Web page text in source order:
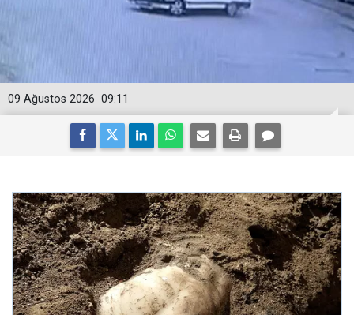
09:11
09 Ağustos 2026